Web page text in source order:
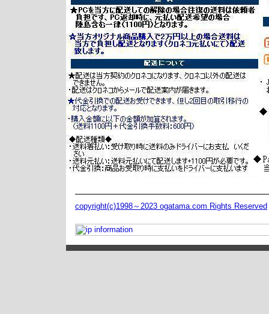
copyright(c)1998～2023 ogatama.com Rights Reserved